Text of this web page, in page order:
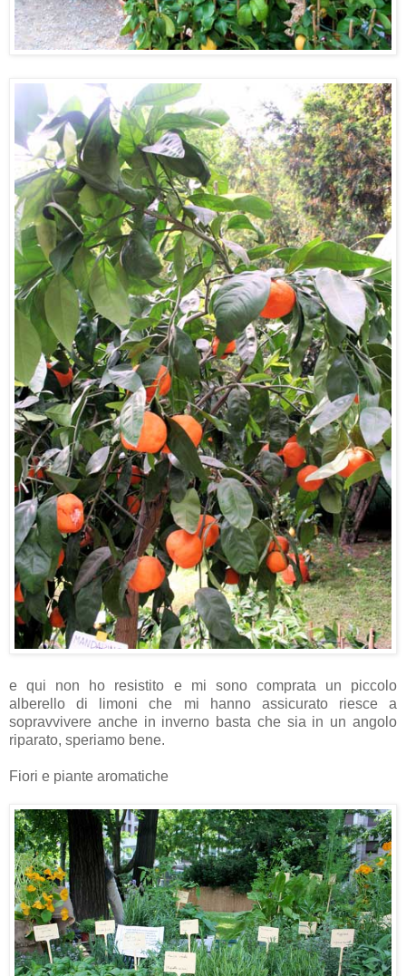
e qui non ho resistito e mi sono comprata un piccolo
alberello di limoni che mi hanno assicurato riesce a
sopravvivere anche in inverno basta che sia in un angolo
riparato, speriamo bene.
Fiori e piante aromatiche